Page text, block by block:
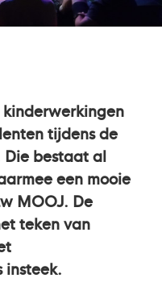
tijdens de
bestaat al
een mooie
MOOJ. De
teken van
insteek.